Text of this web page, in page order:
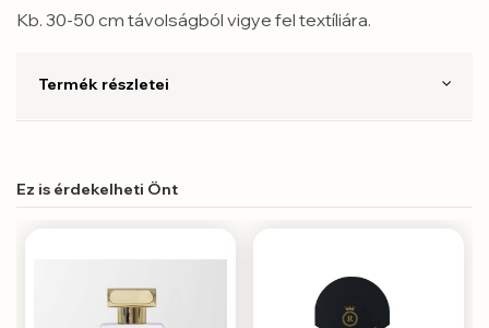
Kb. 30-50 cm távolságból vigye fel textíliára.
Termék részletei
Ez is érdekelheti Önt